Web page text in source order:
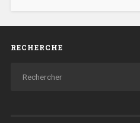
RECHERCHE